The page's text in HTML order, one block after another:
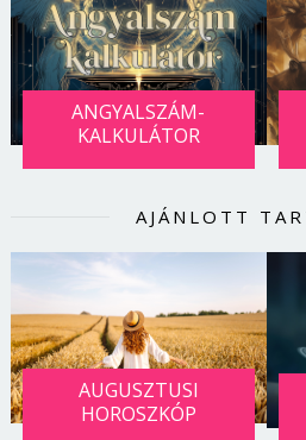
ANGYALSZÁM-
KALKULÁTOR
AJÁNLOTT
AUGUSZTUSI
HOROSZKÓP